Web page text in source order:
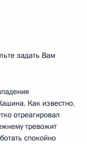
задать Вам
Как известно,
отреагировал
тревожит
спокойно